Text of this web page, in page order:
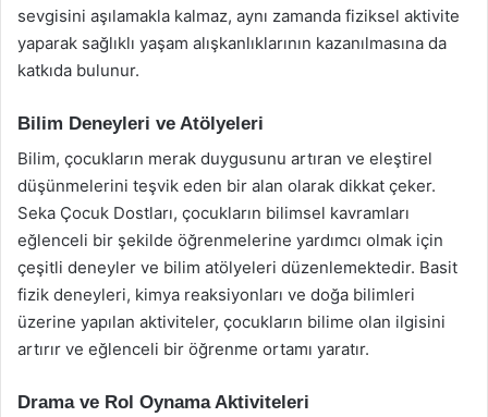
sevgisini aşılamakla kalmaz, aynı zamanda fiziksel aktivite
yaparak sağlıklı yaşam alışkanlıklarının kazanılmasına da
katkıda bulunur.
Bilim Deneyleri ve Atölyeleri
Bilim, çocukların merak duygusunu artıran ve eleştirel
düşünmelerini teşvik eden bir alan olarak dikkat çeker.
Seka Çocuk Dostları, çocukların bilimsel kavramları
eğlenceli bir şekilde öğrenmelerine yardımcı olmak için
çeşitli deneyler ve bilim atölyeleri düzenlemektedir. Basit
fizik deneyleri, kimya reaksiyonları ve doğa bilimleri
üzerine yapılan aktiviteler, çocukların bilime olan ilgisini
artırır ve eğlenceli bir öğrenme ortamı yaratır.
Drama ve Rol Oynama Aktiviteleri